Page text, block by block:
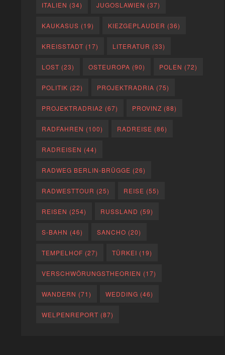
ITALIEN (34) JUGOSLAWIEN (37)
KAUKASUS (19) KIEZGEPLAUDER (36)
KREISSTADT (17) LITERATUR (33)
LOST (23) OSTEUROPA (90) POLEN (72)
POLITIK (22) PROJEKTRADRIA (75)
PROJEKTRADRIA2 (67) PROVINZ (88)
RADFAHREN (100) RADREISE (86)
RADREISEN (44)
RADWEG BERLIN-BRÜGGE (26)
RADWESTTOUR (25) REISE (55)
REISEN (254) RUSSLAND (59)
S-BAHN (46) SANCHO (20)
TEMPELHOF (27) TÜRKEI (19)
VERSCHWÖRUNGSTHEORIEN (17)
WANDERN (71) WEDDING (46)
WELPENREPORT (87)